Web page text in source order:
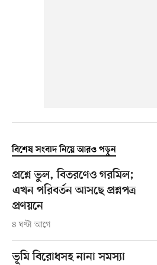
বিশেষ সংবাদ নিয়ে আরও পড়ুন
প্রশ্নে ভুল, বিতরণেও গরমিল;
এখন পরিবর্তন আসছে প্রশ্নপত্র
প্রণয়নে
৪ ঘণ্টা আগে
ভূমি বিরোধসহ নানা সমস্যা